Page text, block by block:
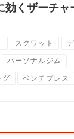
効くザーチャ
スクワット
パーソナルジム
グ ベンチプレス